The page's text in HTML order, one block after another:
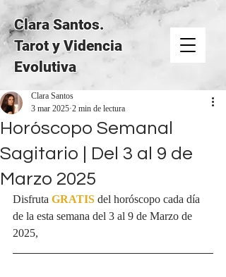
Clara Santos.
Tarot y Videncia
Evolutiva
Horóscopo Semanal
Sagitario | Del 3 al 9 de
Marzo 2025
Clara Santos
3 mar 20252 min de lectura
Disfruta GRATISdel horóscopo cada día
de la esta semana del 3 al 9 de Marzo de
2025,